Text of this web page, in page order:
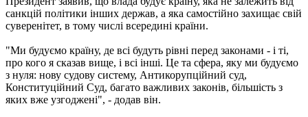
санкцій політики інших держав, а яка самостійно захищає свій
суверенітет, в тому числі всередині країни.
"Ми будуємо країну, де всі будуть рівні перед законами - і ті,
про кого я сказав вище, і всі інші. Це та сфера, яку ми будуємо
з нуля: нову судову систему, Антикорупційний суд,
Конституційний Суд, багато важливих законів, більшість з
яких вже узгоджені", - додав він.